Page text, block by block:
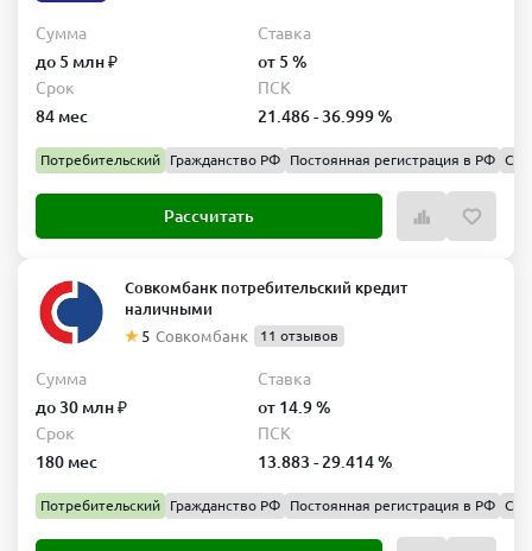
Подведем итог о кредитах для физических
лиц в Синара банке
Раздел «Кредиты» на сайте Синара Банка — удобный инструмент
для тех, кто ищет выгодный заём. Здесь собранывсе кредитные
условия получения. Клиент может рассчитать платежи, сравнить
программы и выбрать тот продукт, который соответствует его
цели. Онлайн‑оформление, широкая география присутствия по
всей России, прозрачные условия и возможность снизить ставку
делают кредиты Синара Банка конкурентоспособными и
Сумма
до 5 млн ₽
Ставка
от 5 %
Срок
84 мес
ПСК
21.486 - 36.999 %
Потребительский Гражданство РФ Постоянная регистрация в РФ
Рассчитать
Совкомбанк потребительский кредит
наличными
5 Совкомбанк 11 отзывов
Сумма
до 30 млн ₽
Ставка
от 14.9 %
Срок
180 мес
ПСК
13.883 - 29.414 %
Потребительский Гражданство РФ Постоянная регистрация в РФ